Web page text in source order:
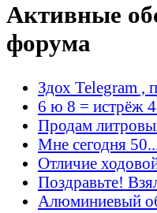
Активные
форума
Здох Telegram ,
6 ю 8 = истрёж
Продам
Мне сегодня
Отличие
Поздравьте!
Алюминиевый